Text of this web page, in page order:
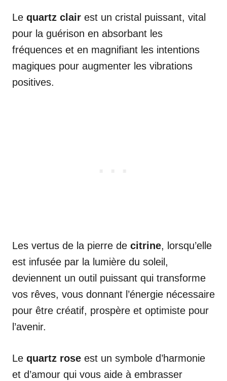
Le quartz clair est un cristal puissant, vital
pour la guérison en absorbant les
fréquences et en magnifiant les intentions
magiques pour augmenter les vibrations
positives.
Les vertus de la pierre de citrine, lorsqu’elle
est infusée par la lumière du soleil,
deviennent un outil puissant qui transforme
vos rêves, vous donnant l’énergie nécessaire
pour être créatif, prospère et optimiste pour
l’avenir.
Le quartz rose est un symbole d’harmonie
et d’amour qui vous aide à embrasser